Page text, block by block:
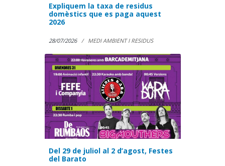
Expliquem la taxa de residus
domèstics que es paga aquest
2026
28/07/2026 MEDI AMBIENT I RESIDUS
Del 29 de juliol al 2 d’agost, Festes
del Barato